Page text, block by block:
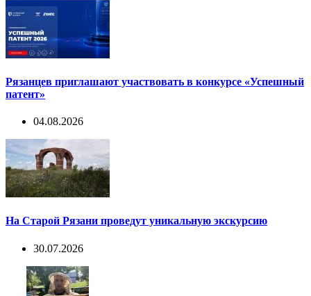
Рязанцев приглашают участвовать в конкурсе «Успешный
патент»
04.08.2026
На Старой Рязани проведут уникальную экскурсию
30.07.2026